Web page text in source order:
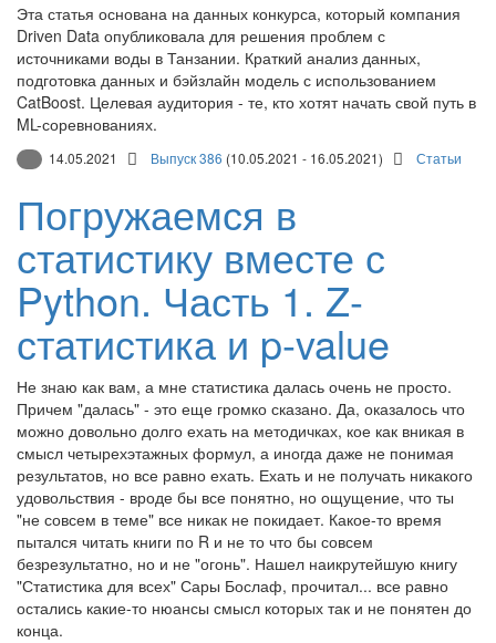
Эта статья основана на данных конкурса, который компания
Driven Data опубликовала для решения проблем с
источниками воды в Танзании. Краткий анализ данных,
подготовка данных и бэйзлайн модель с использованием
CatBoost. Целевая аудитория - те, кто хотят начать свой путь в
ML-соревнованиях.
14.05.2021 Выпуск 386 (10.05.2021 - 16.05.2021) Статьи
Погружаемся в
статистику вместе с
Python. Часть 1. Z-
статистика и p-value
Не знаю как вам, а мне статистика далась очень не просто.
Причем "далась" - это еще громко сказано. Да, оказалось что
можно довольно долго ехать на методичках, кое как вникая в
смысл четырехэтажных формул, а иногда даже не понимая
результатов, но все равно ехать. Ехать и не получать никакого
удовольствия - вроде бы все понятно, но ощущение, что ты
"не совсем в теме" все никак не покидает. Какое-то время
пытался читать книги по R и не то что бы совсем
безрезультатно, но и не "огонь". Нашел наикрутейшую книгу
"Статистика для всех" Сары Бослаф, прочитал... все равно
остались какие-то нюансы смысл которых так и не понятен до
конца.